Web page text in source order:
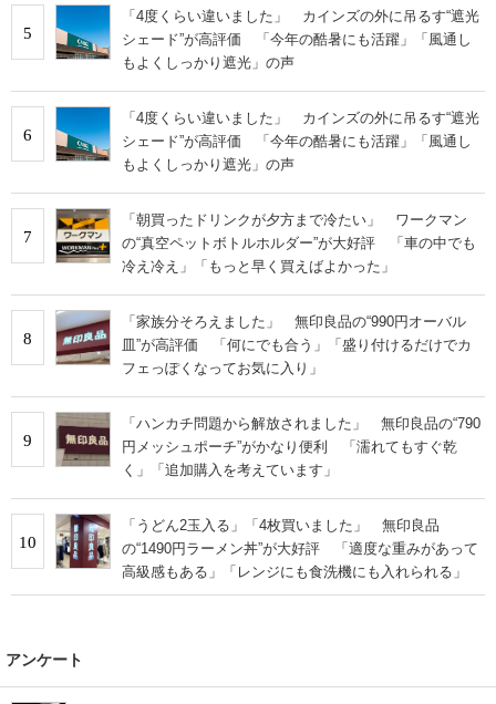
5
「4度くらい違いました」 カインズの外に吊るす“遮光
シェード”が高評価 「今年の酷暑にも活躍」「風通し
もよくしっかり遮光」の声
6
「4度くらい違いました」 カインズの外に吊るす“遮光
シェード”が高評価 「今年の酷暑にも活躍」「風通し
もよくしっかり遮光」の声
7
「朝買ったドリンクが夕方まで冷たい」 ワークマン
の“真空ペットボトルホルダー”が大好評 「車の中でも
冷え冷え」「もっと早く買えばよかった」
8
「家族分そろえました」 無印良品の“990円オーバル
皿”が高評価 「何にでも合う」「盛り付けるだけでカ
フェっぽくなってお気に入り」
9
「ハンカチ問題から解放されました」 無印良品の“790
円メッシュポーチ”がかなり便利 「濡れてもすぐ乾
く」「追加購入を考えています」
10
「うどん2玉入る」「4枚買いました」 無印良品
の“1490円ラーメン丼”が大好評 「適度な重みがあって
高級感もある」「レンジにも食洗機にも入れられる」
アンケート